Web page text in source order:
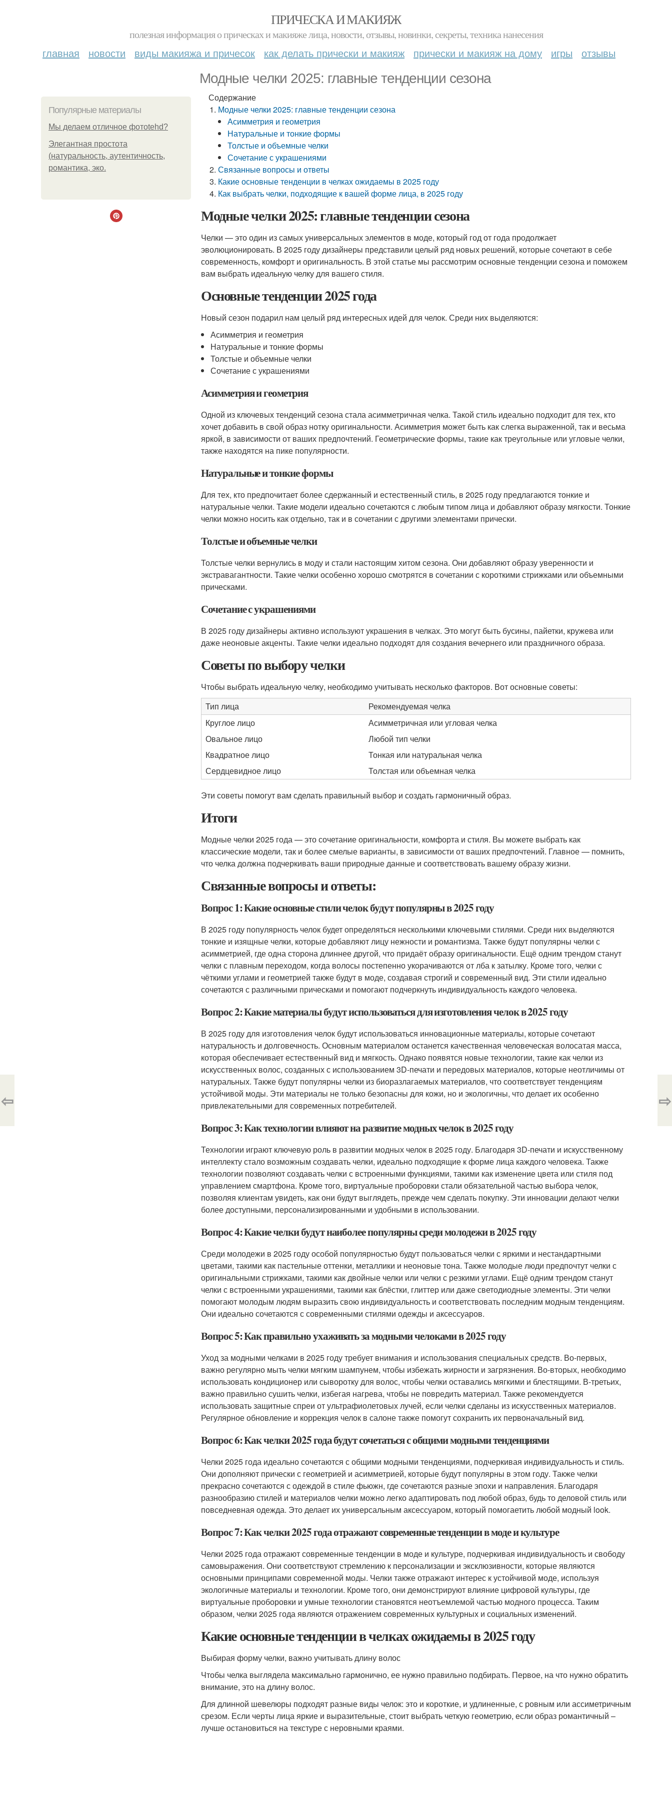
ПРИЧЕСКА И МАКИЯЖ
полезная информация о прическах и макияже лица, новости, отзывы, новинки, секреты, техника нанесения
главная новости виды макияжа и причесок как делать прически и макияж прически и макияж на дому игры отзывы
Модные челки 2025: главные тенденции сезона
Популярные материалы
Мы делаем отличное фотоtehd?
Элегантная простота
(натуральность, аутентичность,
романтика, эко.
Содержание
Модные челки 2025: главные тенденции сезона
Асимметрия и геометрия
Натуральные и тонкие формы
Толстые и объемные челки
Сочетание с украшениями
Связанные вопросы и ответы
Какие основные тенденции в челках ожидаемы в 2025 году
Как выбрать челки, подходящие к вашей форме лица, в 2025 году
Модные челки 2025: главные тенденции сезона
Челки — это один из самых универсальных элементов в моде, который год от года продолжает
эволюционировать. В 2025 году дизайнеры представили целый ряд новых решений, которые сочетают в себе
современность, комфорт и оригинальность. В этой статье мы рассмотрим основные тенденции сезона и поможем
вам выбрать идеальную челку для вашего стиля.
Основные тенденции 2025 года
Новый сезон подарил нам целый ряд интересных идей для челок. Среди них выделяются:
Асимметрия и геометрия
Натуральные и тонкие формы
Толстые и объемные челки
Сочетание с украшениями
Асимметрия и геометрия
Одной из ключевых тенденций сезона стала асимметричная челка. Такой стиль идеально подходит для тех, кто
хочет добавить в свой образ нотку оригинальности. Асимметрия может быть как слегка выраженной, так и весьма
яркой, в зависимости от ваших предпочтений. Геометрические формы, такие как треугольные или угловые челки,
также находятся на пике популярности.
Натуральные и тонкие формы
Для тех, кто предпочитает более сдержанный и естественный стиль, в 2025 году предлагаются тонкие и
натуральные челки. Такие модели идеально сочетаются с любым типом лица и добавляют образу мягкости. Тонкие
челки можно носить как отдельно, так и в сочетании с другими элементами прически.
Толстые и объемные челки
Толстые челки вернулись в моду и стали настоящим хитом сезона. Они добавляют образу уверенности и
экстравагантности. Такие челки особенно хорошо смотрятся в сочетании с короткими стрижками или объемными
прическами.
Сочетание с украшениями
В 2025 году дизайнеры активно используют украшения в челках. Это могут быть бусины, пайетки, кружева или
даже неоновые акценты. Такие челки идеально подходят для создания вечернего или праздничного образа.
Советы по выбору челки
Чтобы выбрать идеальную челку, необходимо учитывать несколько факторов. Вот основные советы:
Тип лица
Рекомендуемая челка
Круглое лицо
Асимметричная или угловая челка
Овальное лицо
Любой тип челки
Квадратное лицо
Тонкая или натуральная челка
Сердцевидное лицо
Толстая или объемная челка
Эти советы помогут вам сделать правильный выбор и создать гармоничный образ.
Итоги
Модные челки 2025 года — это сочетание оригинальности, комфорта и стиля. Вы можете выбрать как
классические модели, так и более смелые варианты, в зависимости от ваших предпочтений. Главное — помнить,
что челка должна подчеркивать ваши природные данные и соответствовать вашему образу жизни.
Связанные вопросы и ответы:
Вопрос 1: Какие основные стили челок будут популярны в 2025 году
В 2025 году популярность челок будет определяться несколькими ключевыми стилями. Среди них выделяются
тонкие и изящные челки, которые добавляют лицу нежности и романтизма. Также будут популярны челки с
асимметрией, где одна сторона длиннее другой, что придаёт образу оригинальности. Ещё одним трендом станут
челки с плавным переходом, когда волосы постепенно укорачиваются от лба к затылку. Кроме того, челки с
чёткими углами и геометрией также будут в моде, создавая строгий и современный вид. Эти стили идеально
сочетаются с различными прическами и помогают подчеркнуть индивидуальность каждого человека.
Вопрос 2: Какие материалы будут использоваться для изготовления челок в 2025 году
В 2025 году для изготовления челок будут использоваться инновационные материалы, которые сочетают
натуральность и долговечность. Основным материалом останется качественная человеческая волосатая масса,
которая обеспечивает естественный вид и мягкость. Однако появятся новые технологии, такие как челки из
искусственных волос, созданных с использованием 3D-печати и передовых материалов, которые неотличимы от
натуральных. Также будут популярны челки из биоразлагаемых материалов, что соответствует тенденциям
устойчивой моды. Эти материалы не только безопасны для кожи, но и экологичны, что делает их особенно
привлекательными для современных потребителей.
Вопрос 3: Как технологии влияют на развитие модных челок в 2025 году
Технологии играют ключевую роль в развитии модных челок в 2025 году. Благодаря 3D-печати и искусственному
интеллекту стало возможным создавать челки, идеально подходящие к форме лица каждого человека. Также
технологии позволяют создавать челки с встроенными функциями, такими как изменение цвета или стиля под
управлением смартфона. Кроме того, виртуальные проборовки стали обязательной частью выбора челок,
позволяя клиентам увидеть, как они будут выглядеть, прежде чем сделать покупку. Эти инновации делают челки
более доступными, персонализированными и удобными в использовании.
Вопрос 4: Какие челки будут наиболее популярны среди молодежи в 2025 году
Среди молодежи в 2025 году особой популярностью будут пользоваться челки с яркими и нестандартными
цветами, такими как пастельные оттенки, металлики и неоновые тона. Также молодые люди предпочтут челки с
оригинальными стрижками, такими как двойные челки или челки с резкими углами. Ещё одним трендом станут
челки с встроенными украшениями, такими как блёстки, глиттер или даже светодиодные элементы. Эти челки
помогают молодым людям выразить свою индивидуальность и соответствовать последним модным тенденциям.
Они идеально сочетаются с современными стилями одежды и аксессуаров.
Вопрос 5: Как правильно ухаживать за модными челоками в 2025 году
Уход за модными челками в 2025 году требует внимания и использования специальных средств. Во-первых,
важно регулярно мыть челки мягким шампунем, чтобы избежать жирности и загрязнения. Во-вторых, необходимо
использовать кондиционер или сыворотку для волос, чтобы челки оставались мягкими и блестящими. В-третьих,
важно правильно сушить челки, избегая нагрева, чтобы не повредить материал. Также рекомендуется
использовать защитные спреи от ультрафиолетовых лучей, если челки сделаны из искусственных материалов.
Регулярное обновление и коррекция челок в салоне также помогут сохранить их первоначальный вид.
Вопрос 6: Как челки 2025 года будут сочетаться с общими модными тенденциями
Челки 2025 года идеально сочетаются с общими модными тенденциями, подчеркивая индивидуальность и стиль.
Они дополняют прически с геометрией и асимметрией, которые будут популярны в этом году. Также челки
прекрасно сочетаются с одеждой в стиле фьюжн, где сочетаются разные эпохи и направления. Благодаря
разнообразию стилей и материалов челки можно легко адаптировать под любой образ, будь то деловой стиль или
повседневная одежда. Это делает их универсальным аксессуаром, который помогаетить любой модный look.
Вопрос 7: Как челки 2025 года отражают современные тенденции в моде и культуре
Челки 2025 года отражают современные тенденции в моде и культуре, подчеркивая индивидуальность и свободу
самовыражения. Они соответствуют стремлению к персонализации и эксклюзивности, которые являются
основными принципами современной моды. Челки также отражают интерес к устойчивой моде, используя
экологичные материалы и технологии. Кроме того, они демонстрируют влияние цифровой культуры, где
виртуальные проборовки и умные технологии становятся неотъемлемой частью модного процесса. Таким
образом, челки 2025 года являются отражением современных культурных и социальных изменений.
Какие основные тенденции в челках ожидаемы в 2025 году
Выбирая форму челки, важно учитывать длину волос
Чтобы челка выглядела максимально гармонично, ее нужно правильно подбирать. Первое, на что нужно обратить
внимание, это на длину волос.
Для длинной шевелюры подходят разные виды челок: это и короткие, и удлиненные, с ровным или ассиметричным
срезом. Если черты лица яркие и выразительные, стоит выбрать четкую геометрию, если образ романтичный –
лучше остановиться на текстуре с неровными краями.
⇦ ⇨